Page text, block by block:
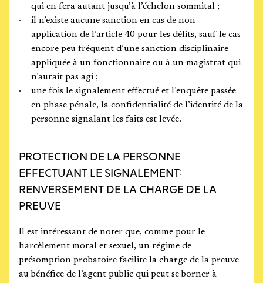
qui en fera autant jusqu’à l’échelon sommital ;
il n’existe aucune sanction en cas de non-
application de l’article 40 pour les délits, sauf le cas
encore peu fréquent d’une sanction disciplinaire
appliquée à un fonctionnaire ou à un magistrat qui
n’aurait pas agi ;
une fois le signalement effectué et l’enquête passée
en phase pénale, la confidentialité de l’identité de la
personne signalant les faits est levée.
PROTECTION DE LA PERSONNE
EFFECTUANT LE SIGNALEMENT:
RENVERSEMENT DE LA CHARGE DE LA
PREUVE
Il est intéressant de noter que, comme pour le
harcèlement moral et sexuel, un régime de
présomption probatoire facilite la charge de la preuve
au bénéfice de l’agent public qui peut se borner à